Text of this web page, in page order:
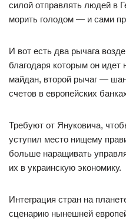
силой отправлять людей в
морить голодом — и сами
И вот есть два рычага
благодаря которым он
майдан, второй рычаг —
счетов в европейских
Требуют от Януковича,
уступил место нищему
больше наращивать
их в украинскую экономику.
Интеграция стран на
сценарию нынешней